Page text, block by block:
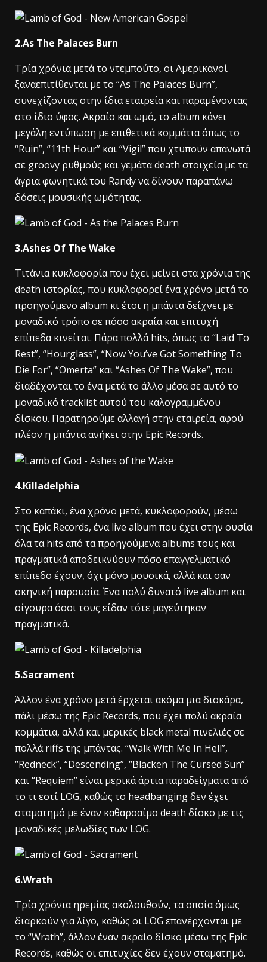
2.As The Palaces Burn
Τρία χρόνια μετά το ντεμπούτο, οι Αμερικανοί
ξαναεπιτίθενται με το “As The Palaces Burn”,
συνεχίζοντας στην ίδια εταιρεία και παραμένοντας
στο ίδιο ύφος. Ακραίο και ωμό, το album κάνει
μεγάλη εντύπωση με επιθετικά κομμάτια όπως το
“Ruin”, “11th Hour” και “Vigil” που χτυπούν απανωτά
σε groovy ρυθμούς και γεμάτα death στοιχεία με τα
άγρια φωνητικά του Randy να δίνουν παραπάνω
δόσεις μουσικής ωμότητας.
3.Ashes Of The Wake
Τιτάνια κυκλοφορία που έχει μείνει στα χρόνια της
death ιστορίας, που κυκλοφορεί ένα χρόνο μετά το
προηγούμενο album κι έτσι η μπάντα δείχνει με
μοναδικό τρόπο σε πόσο ακραία και επιτυχή
επίπεδα κινείται. Πάρα πολλά hits, όπως το “Laid To
Rest”, “Hourglass”, “Now You’ve Got Something To
Die For”, “Omerta” και “Ashes Of The Wake”, που
διαδέχονται το ένα μετά το άλλο μέσα σε αυτό το
μοναδικό tracklist αυτού του καλογραμμένου
δίσκου. Παρατηρούμε αλλαγή στην εταιρεία, αφού
πλέον η μπάντα ανήκει στην Epic Records.
4.Killadelphia
Στο καπάκι, ένα χρόνο μετά, κυκλοφορούν, μέσω
της Epic Records, ένα live album που έχει στην ουσία
όλα τα hits από τα προηγούμενα albums τους και
πραγματικά αποδεικνύουν πόσο επαγγελματικό
επίπεδο έχουν, όχι μόνο μουσικά, αλλά και σαν
σκηνική παρουσία. Ένα πολύ δυνατό live album και
σίγουρα όσοι τους είδαν τότε μαγεύτηκαν
πραγματικά.
5.Sacrament
Άλλον ένα χρόνο μετά έρχεται ακόμα μια δισκάρα,
πάλι μέσω της Epic Records, που έχει πολύ ακραία
κομμάτια, αλλά και μερικές black metal πινελιές σε
πολλά riffs της μπάντας. “Walk With Me In Hell”,
“Redneck”, “Descending”, “Blacken The Cursed Sun”
και “Requiem” είναι μερικά άρτια παραδείγματα από
το τι εστί LOG, καθώς το headbanging δεν έχει
σταματημό με έναν καθαροαίμο death δίσκο με τις
μοναδικές μελωδίες των LOG.
6.Wrath
Τρία χρόνια ηρεμίας ακολουθούν, τα οποία όμως
διαρκούν για λίγο, καθώς οι LOG επανέρχονται με
το “Wrath”, άλλον έναν ακραίο δίσκο μέσω της Epic
Records, καθώς οι επιτυχίες δεν έχουν σταματημό.